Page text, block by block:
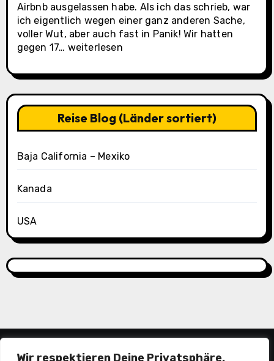
Wir respektieren Deine Privatsphäre.
Airbnb ausgelassen habe. Als ich das schrieb, war
ich eigentlich wegen einer ganz anderen Sache,
voller Wut, aber auch fast in Panik! Wir hatten
gegen 17… La
(Casa
3)
weiterlesen
Reise Blog (Länder sortiert)
Baja California – Mexiko
Kanada
USA